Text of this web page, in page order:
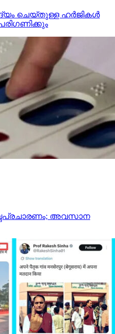
ചെയ്തുള്ള ഹര്‍ജികള്‍
അവസാന